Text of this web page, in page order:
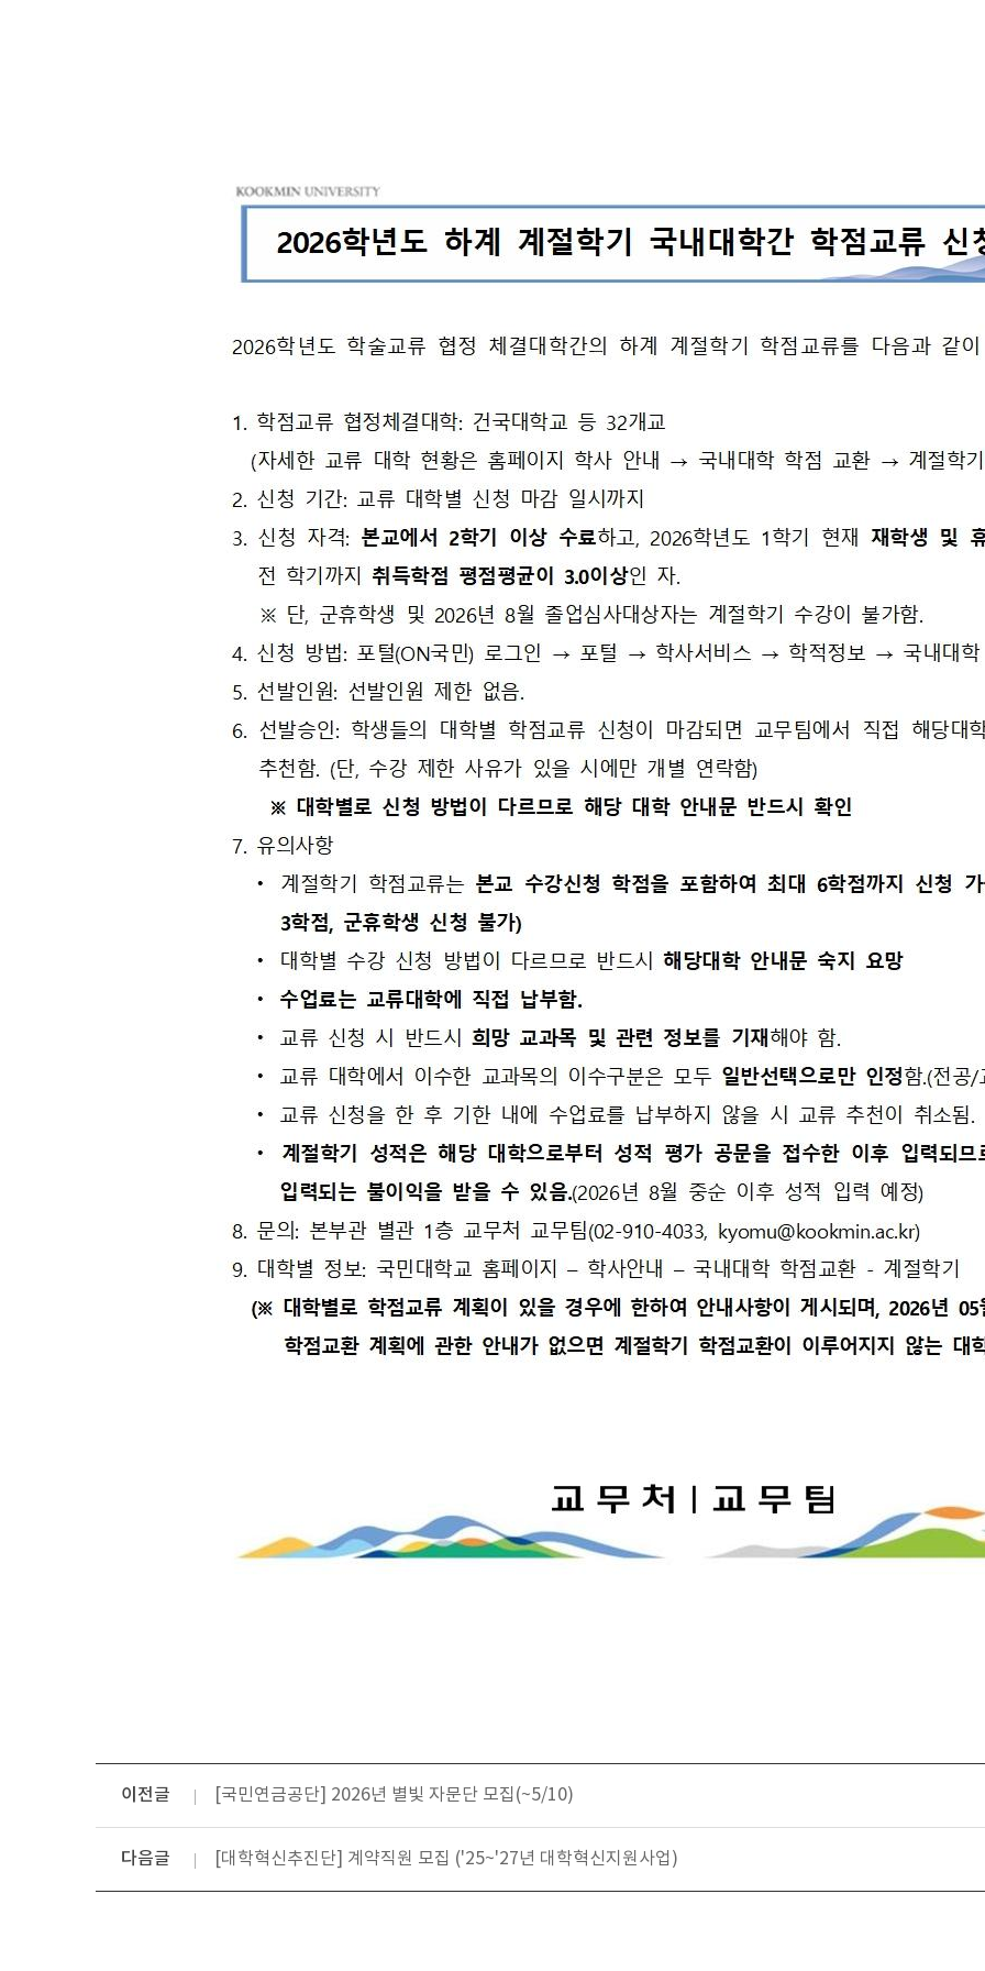
이전글 [국민연금공단] 2026년 별빛 자문단 모집(~5/10)
다음글 [대학혁신추진단] 계약직원 모집 ('25~'27년 대학혁신지원사업)